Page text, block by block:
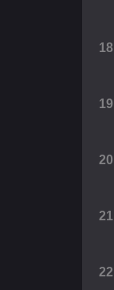
18
19
20
21
22